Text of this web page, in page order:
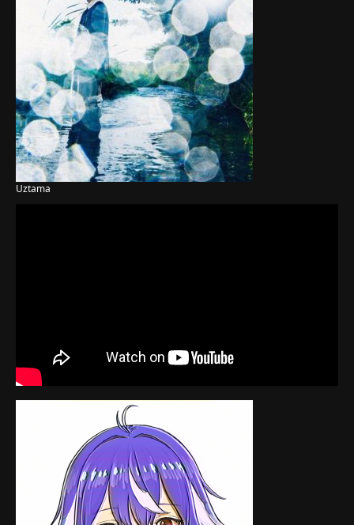
Uztama